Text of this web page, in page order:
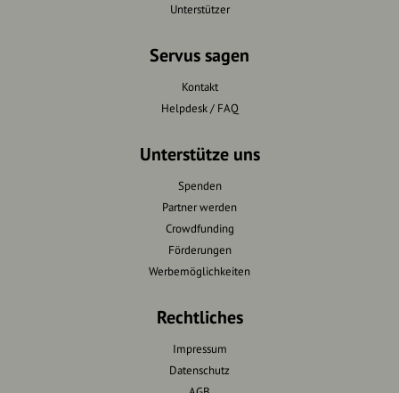
Unterstützer
Servus sagen
Kontakt
Helpdesk / FAQ
Unterstütze uns
Spenden
Partner werden
Crowdfunding
Förderungen
Werbemöglichkeiten
Rechtliches
Impressum
Datenschutz